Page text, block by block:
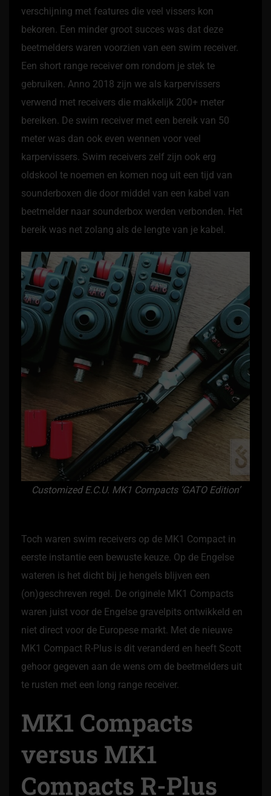
verschijning met features die veel vissers kon
bekoren. Een minder groot succes was dat deze
beetmelders waren voorzien van een swim receiver.
Een short range receiver om rondom je stek te
gebruiken. Anno 2018 zijn we als karpervissers
verwend met receivers die makkelijk 200+ meter
bereiken. De swim receiver met een bereik van 50
meter was dan ook even wennen voor veel
karpervissers. Swim receivers zelf zijn ook erg
oldskool te noemen en komen nog uit een tijd van
sounderboxen die door middel van een kabel van
beetmelder naar sounderbox werden verbonden. Het
bereik was net zolang als de lengte van je kabel.
Customized E.C.U. MK1 Compacts ‘GATO Edition’
Toch waren swim receivers op de MK1 Compact in
eerste instantie een bewuste keuze. Op de Engelse
wateren is het dicht bij je hengels blijven een
(on)geschreven regel. De originele MK1 Compacts
waren juist voor de Engelse gravelpits ontwikkeld en
niet direct voor de Europese markt. Met de nieuwe
MK1 Compact R-Plus is dit veranderd en heeft Scott
gehoor gegeven aan de wens om de beetmelders uit
te rusten met een long range receiver.
MK1 Compacts
versus MK1
Compacts R-Plus